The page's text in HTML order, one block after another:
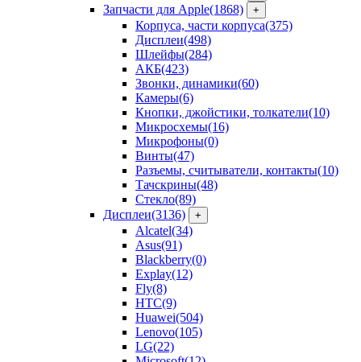
Запчасти для Apple(1868) +
Корпуса, части корпуса(375)
Дисплеи(498)
Шлейфы(284)
АКБ(423)
Звонки, динамики(60)
Камеры(6)
Кнопки, джойстики, толкатели(10)
Микросхемы(16)
Микрофоны(0)
Винты(47)
Разъемы, считыватели, контакты(10)
Тачскрины(48)
Стекло(89)
Дисплеи(3136) +
Alcatel(34)
Asus(91)
Blackberry(0)
Explay(12)
Fly(8)
HTC(9)
Huawei(504)
Lenovo(105)
LG(22)